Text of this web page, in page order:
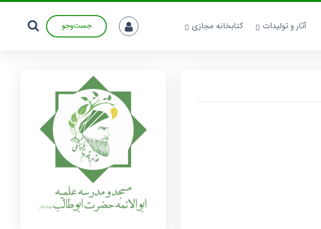
آثار و تولیدات کتابخانه مجازی جست‌وجو